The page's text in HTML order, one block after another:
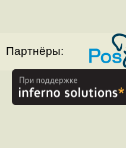
Партнёры: